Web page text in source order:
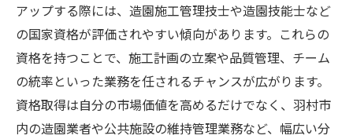
アップする際には、造園施工管理技士や造園技能士など
の国家資格が評価されやすい傾向があります。これらの
資格を持つことで、施工計画の立案や品質管理、チーム
の統率といった業務を任されるチャンスが広がります。
資格取得は自分の市場価値を高めるだけでなく、羽村市
内の造園業者や公共施設の維持管理業務など、幅広い分